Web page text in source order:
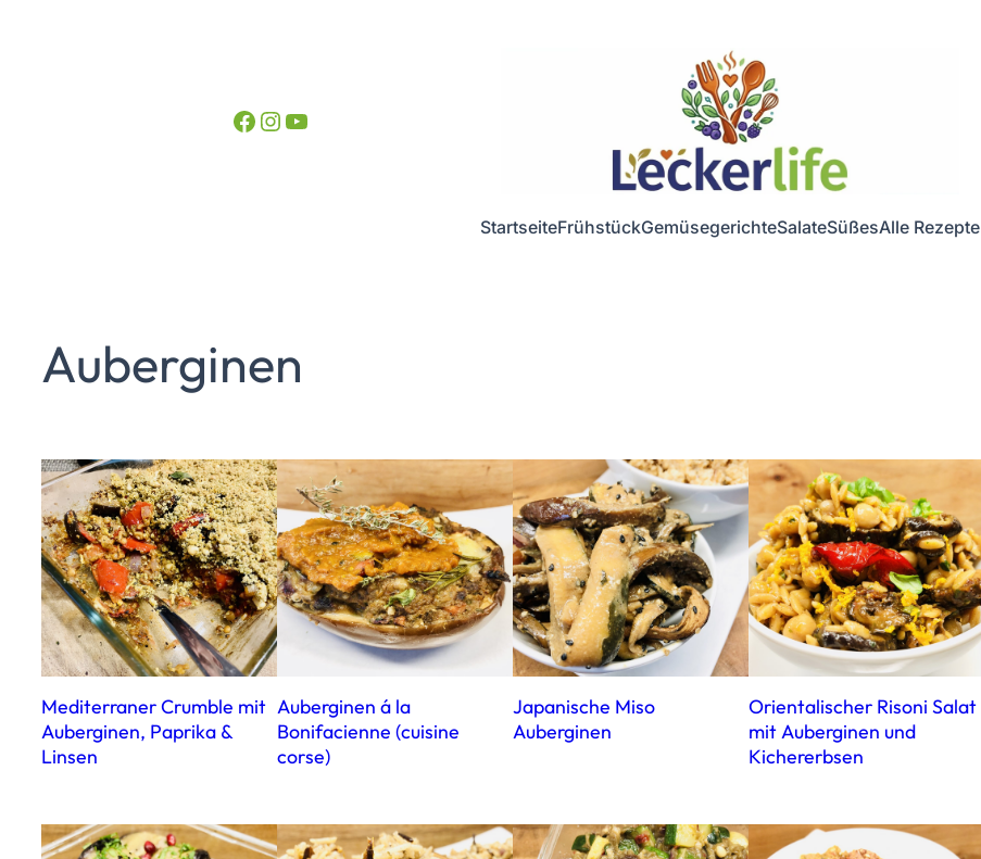
Facebook InstagramYouTube
StartseiteFrühstückGemüsegerichteSalateSüßesAlle Rezepte
Auberginen
Mediterraner Crumble mit
Auberginen, Paprika &
Linsen
Auberginen á la
Bonifacienne (cuisine
corse)
Japanische Miso
Auberginen
Orientalischer Risoni Salat
mit Auberginen und
Kichererbsen